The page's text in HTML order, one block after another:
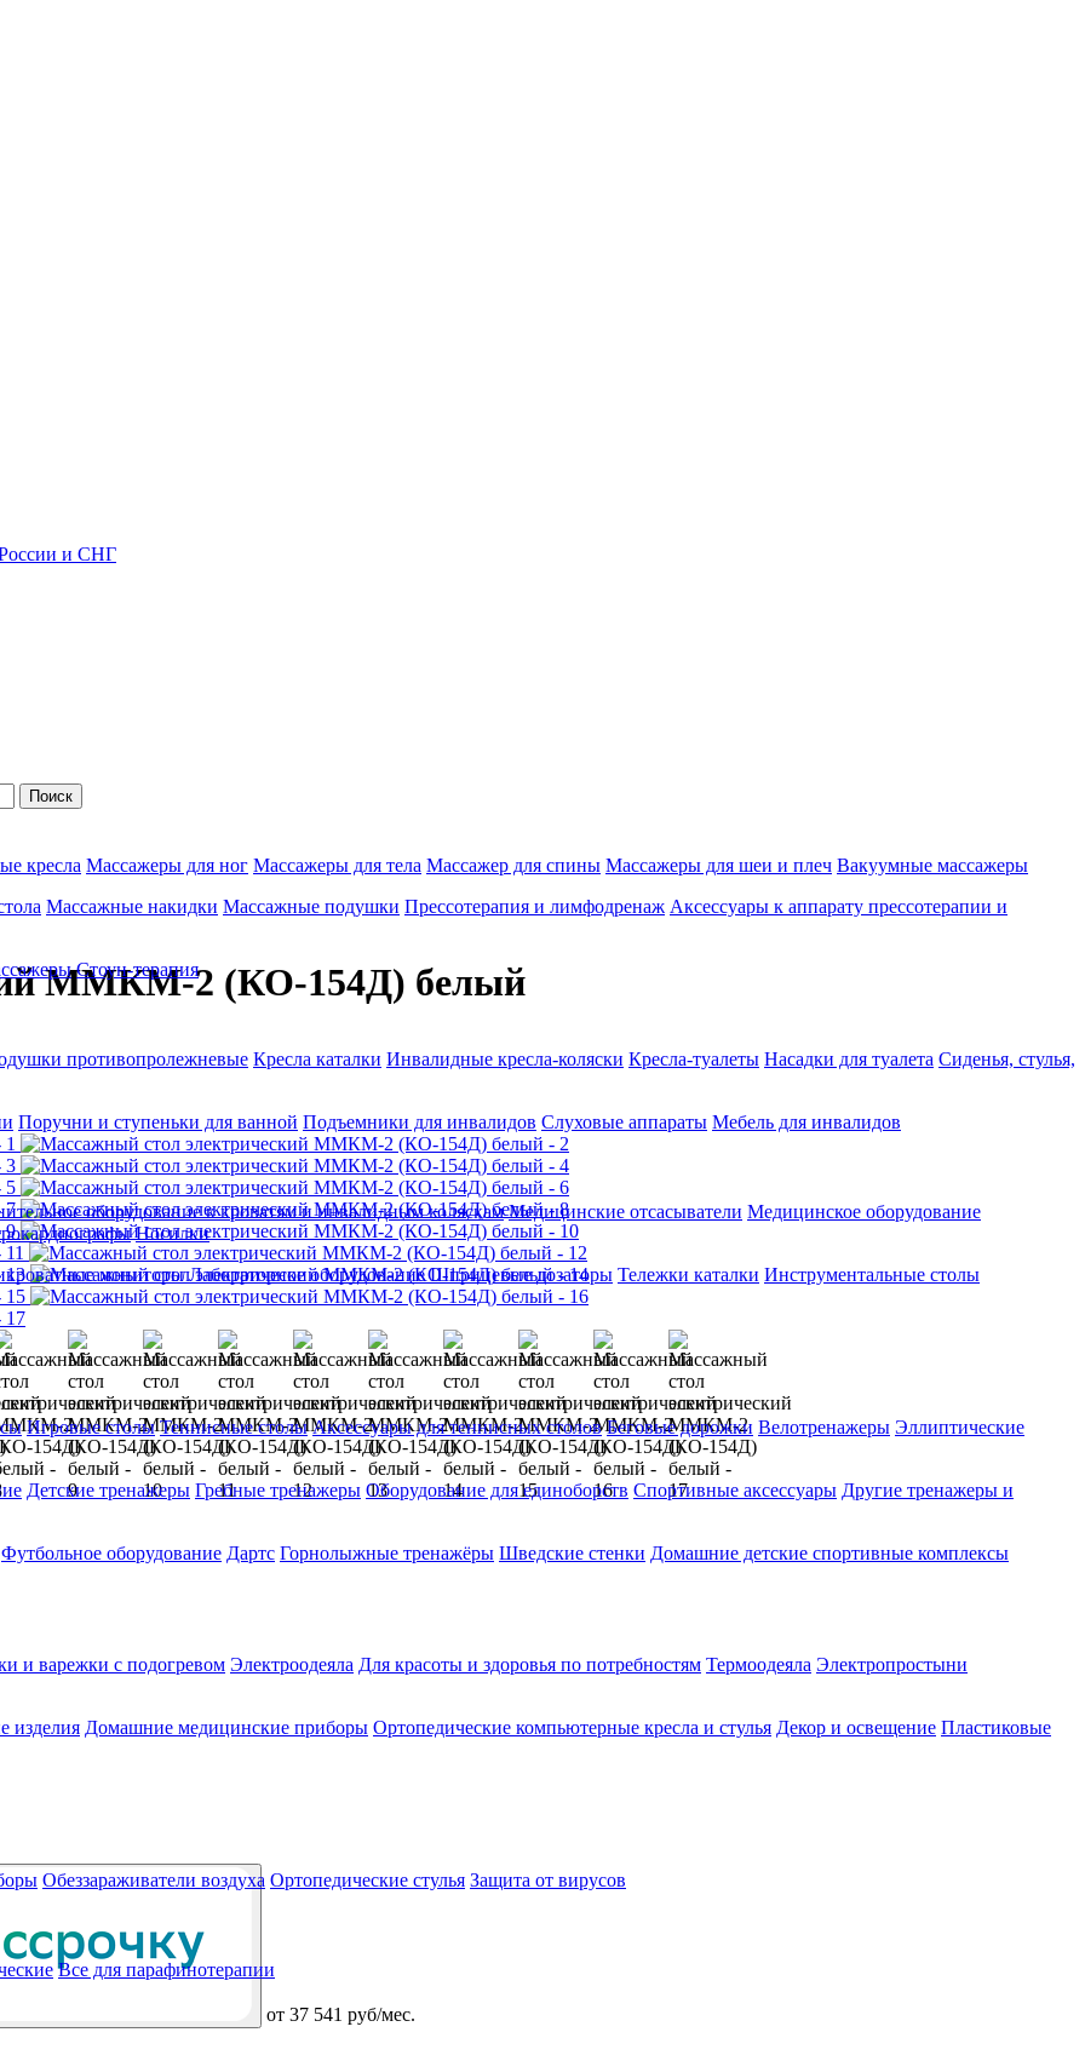
России и СНГ
кресла Массажеры для ног Массажеры для тела Массажер для спины Массажеры для шеи и плеч Вакуумные массажеры
Массажные накидки Массажные подушки Прессотерапия и лимфодренаж Аксессуары к аппарату прессотерапии и
Стоун-терапия
противопролежневые Кресла каталки Инвалидные кресла-коляски Кресла-туалеты Насадки для туалета Сиденья, стулья,
Поручни и ступеньки для ванной Подъемники для инвалидов Слуховые аппараты Мебель для инвалидов
оборудование к кроватям и инвалидным коляскам Медицинские отсасыватели Медицинское оборудование
Носилки
мониторы Лабораторное оборудование Шприцевые дозаторы Тележки каталки Инструментальные столы
Игровые столы Теннисные столы Аксессуары для теннисных столов Беговые дорожки Велотренажеры Эллиптические
Детские тренажеры Гребные тренажеры Оборудование для единоборств Спортивные аксессуары Другие тренажеры и
Футбольное оборудование Дартс Горнолыжные тренажёры Шведские стенки Домашние детские спортивные комплексы
и варежки с подогревом Электроодеяла Для красоты и здоровья по потребностям Термоодеяла Электропростыни
изделия Домашние медицинские приборы Ортопедические компьютерные кресла и стулья Декор и освещение Пластиковые
Обеззараживатели воздуха Ортопедические стулья Защита от вирусов
Все для парафинотерапии
Поиск
ММКМ-2 (КО-154Д) белый
от 37 541 руб/мес.